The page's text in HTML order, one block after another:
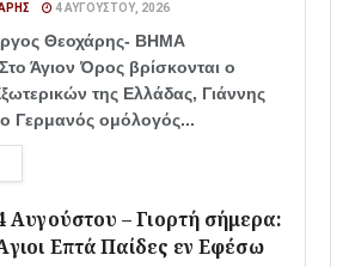
4 ΑΥΓΟΎΣΤΟΥ, 2026
Θεοχάρης- ΒΗΜΑ
Άγιον Όρος βρίσκονται ο
της Ελλάδας, Γιάννης
Γερμανός ομόλογός...
Αυγούστου – Γιορτή σήμερα:
Επτά Παίδες εν Εφέσω